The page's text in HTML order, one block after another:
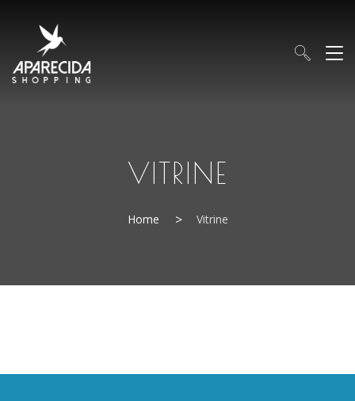
VITRINE
Home Vitrine